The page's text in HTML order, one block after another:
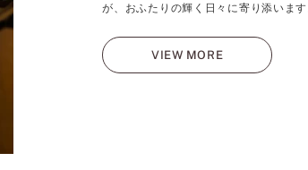
が、おふたりの輝く日々に寄り添います
VIEW MORE